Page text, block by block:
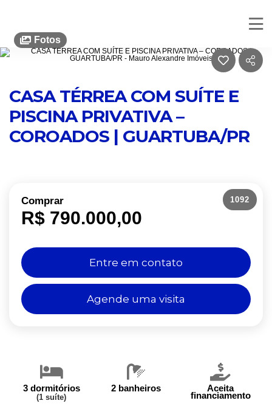
Fotos
CASA TÉRREA COM SUÍTE E
PISCINA PRIVATIVA –
COROADOS | GUARTUBA/PR
1092
Comprar
R$ 790.000,00
Entre em contato
Agende uma visita
3 dormitórios
(1 suíte)
2 banheiros Aceita
financiamento